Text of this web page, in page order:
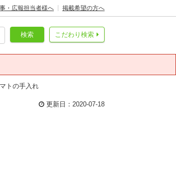
・広報担当者様へ 掲載希望の方へ
こだわり検索
検索
トの手入れ
更新日：2020-07-18